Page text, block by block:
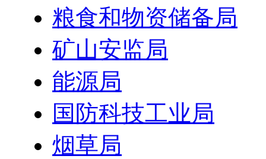
粮食和物资储备局
矿山安监局
能源局
国防科技工业局
烟草局